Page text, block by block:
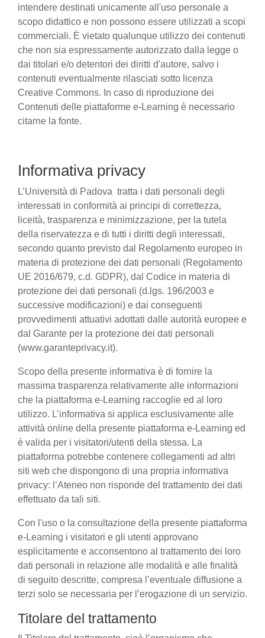
intendere destinati unicamente all'uso personale a
scopo didattico e non possono essere utilizzati a scopi
commerciali. È vietato qualunque utilizzo dei contenuti
che non sia espressamente autorizzato dalla legge o
dai titolari e/o detentori dei diritti d'autore, salvo i
contenuti eventualmente rilasciati sotto licenza
Creative Commons. In caso di riproduzione dei
Contenuti delle piattaforme e-Learning è necessario
citarne la fonte.
Informativa privacy
L’Università di Padova tratta i dati personali degli
interessati in conformità ai principi di correttezza,
liceità, trasparenza e minimizzazione, per la tutela
della riservatezza e di tutti i diritti degli interessati,
secondo quanto previsto dal Regolamento europeo in
materia di protezione dei dati personali (Regolamento
UE 2016/679, c.d. GDPR), dal Codice in materia di
protezione dei dati personali (d.lgs. 196/2003 e
successive modificazioni) e dai conseguenti
provvedimenti attuativi adottati dalle autorità europee e
dal Garante per la protezione dei dati personali
(www.garanteprivacy.it).
Scopo della presente informativa è di fornire la
massima trasparenza relativamente alle informazioni
che la piattaforma e-Learning raccoglie ed al loro
utilizzo. L’informativa si applica esclusivamente alle
attività online della presente piattaforma e-Learning ed
è valida per i visitatori/utenti della stessa. La
piattaforma potrebbe contenere collegamenti ad altri
siti web che dispongono di una propria informativa
privacy: l’Ateneo non risponde del trattamento dei dati
effettuato da tali siti.
Con l'uso o la consultazione della presente piattaforma
e-Learning i visitatori e gli utenti approvano
esplicitamente e acconsentono al trattamento dei loro
dati personali in relazione alle modalità e alle finalità
di seguito descritte, compresa l’eventuale diffusione a
terzi solo se necessaria per l’erogazione di un servizio.
Titolare del trattamento